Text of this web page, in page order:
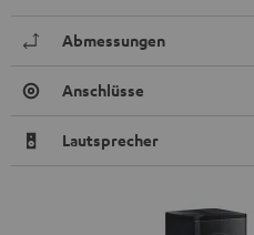
Abmessungen
Anschlüsse
Lautsprecher